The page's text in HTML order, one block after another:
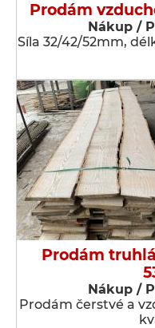
Prodám
Nákup /
Síla 32/42/52mm,
Prodám
Nákup /
Prodám čerstvé a